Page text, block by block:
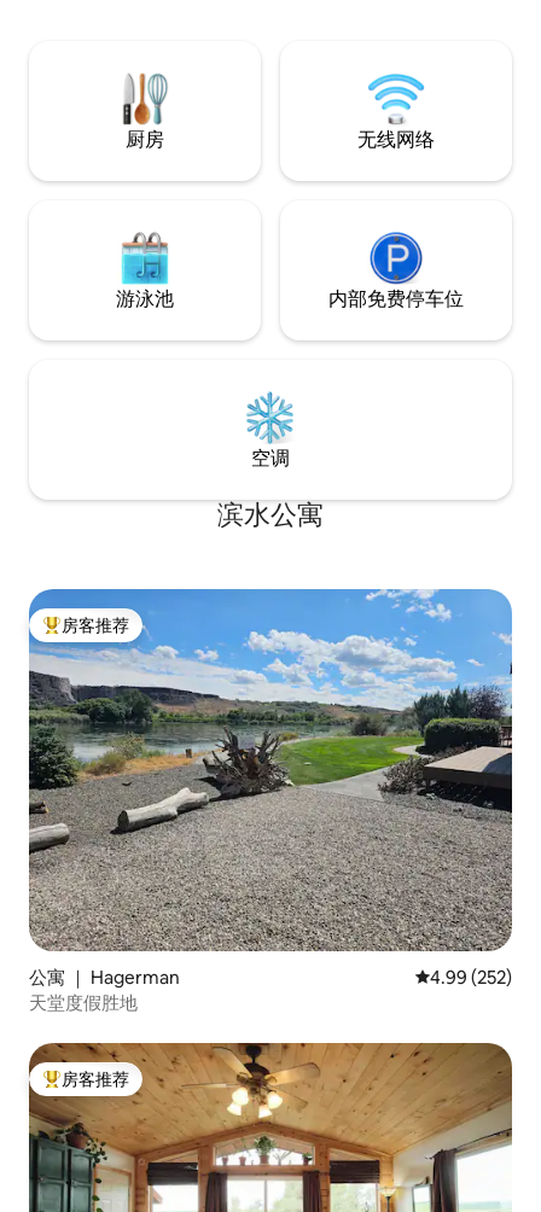
kitchen (w/ fridge and antique stove),
barnwood accents, huge 400sf deck,
and historic decor from Como's gold
rush. Dogs welcome, too.
钟➔彭伯顿 12分
Lakes） 45分钟➔
达➔Joffre Creek
厨房 无线网络
游泳池 内部免费停车位
空调
滨水公寓
热门「房客推荐」
房客推荐
公寓 ｜ Hagerman 平均评分 4.99
4.99 (252)
天堂度假胜地
热门「房客推荐」
房客推荐